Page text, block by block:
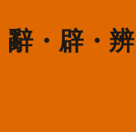
・辟・